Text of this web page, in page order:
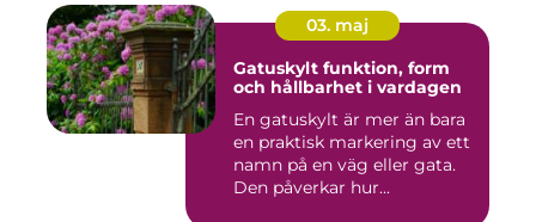
03. maj
Gatuskylt funktion, form
och hållbarhet i vardagen
En gatuskylt är mer än bara
en praktisk markering av ett
namn på en väg eller gata.
Den påverkar hur...